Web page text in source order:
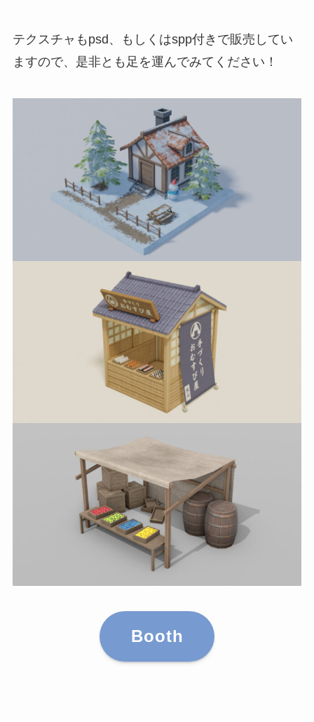
テクスチャもpsd、もしくはspp付きで販売してい
ますので、是非とも足を運んでみてください！
Booth